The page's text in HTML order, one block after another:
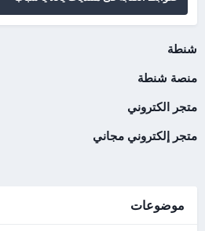
شنطة
منصة شنطة
متجر الكتروني
متجر إلكتروني مجاني
موضوعات